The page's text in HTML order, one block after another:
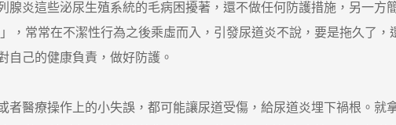
腺炎這些泌尿生殖系統的毛病困擾著，還不做任何防護措施，另一
，常常在不潔性行為之後乘虛而入，引發尿道炎不說，要是拖久了
自己的健康負責，做好防護。
醫療操作上的小失誤，都可能讓尿道受傷，給尿道炎埋下禍根。就